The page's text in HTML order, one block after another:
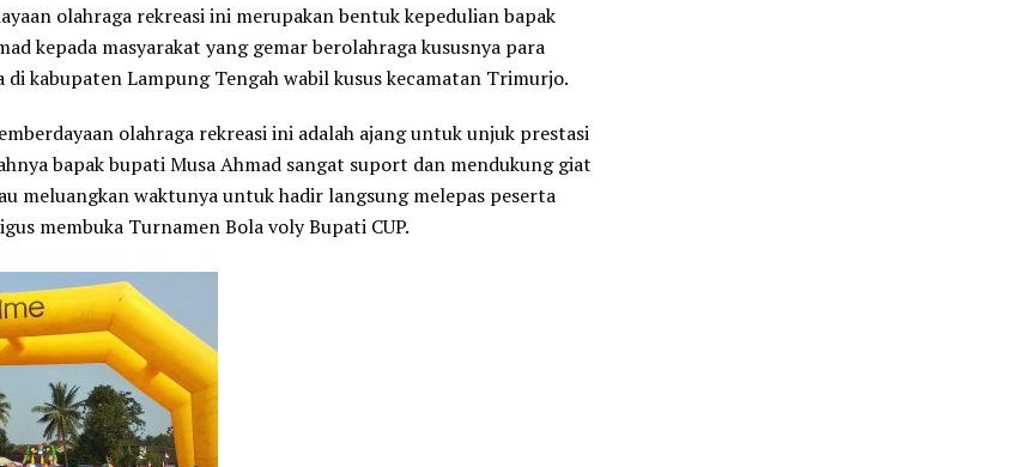
olahraga rekreasi ini merupakan bentuk kepedulian bapak
kepada masyarakat yang gemar berolahraga kususnya para
di kabupaten Lampung Tengah wabil kusus kecamatan Trimurjo.
olahraga rekreasi ini adalah ajang untuk unjuk prestasi
bapak bupati Musa Ahmad sangat suport dan mendukung giat
meluangkan waktunya untuk hadir langsung melepas peserta
membuka Turnamen Bola voly Bupati CUP.